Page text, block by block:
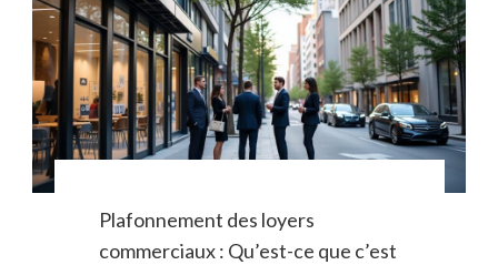
Plafonnement des loyers
commerciaux : Qu’est-ce que c’est